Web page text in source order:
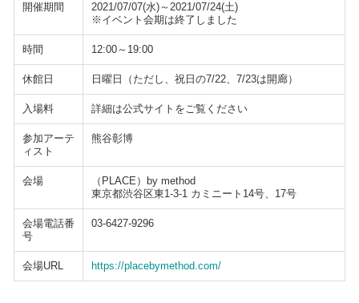
開催期間
2021/07/07(水)～2021/07/24(土)
※イベント会期は終了しました
時間 12:00～19:00
休館日 日曜日（ただし、祝日の7/22、7/23は開廊）
入場料 詳細は公式サイトをご覧ください
参加アーテ
ィスト
熊谷彰博
会場
（PLACE）by method
東京都渋谷区東1-3-1 カミニート14号、17号
会場電話番
号
03-6427-9296
会場URL https://placebymethod.com/